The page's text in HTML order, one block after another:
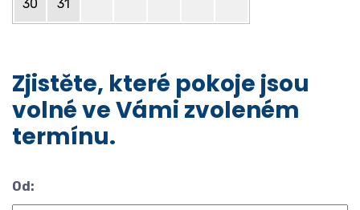
30 31
Zjistěte, které pokoje jsou
volné ve Vámi zvoleném
termínu.
Od: